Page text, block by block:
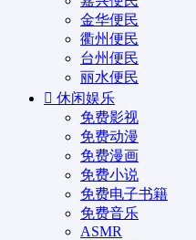
金华便民
衢州便民
台州便民
丽水便民
休闲娱乐
免费影视
免费动漫
免费漫画
免费小说
免费电子书籍
免费音乐
ASMR